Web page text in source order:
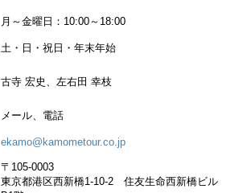
月～金曜日：10:00～18:00
土・日・祝日・年末年始
古寺 宏史、左右田 幸枝
メール、電話
ekamo@kamometour.co.jp
〒105-0003
東京都港区西新橋1-10-2 住友生命西新橋ビル